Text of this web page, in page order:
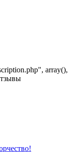
array(),